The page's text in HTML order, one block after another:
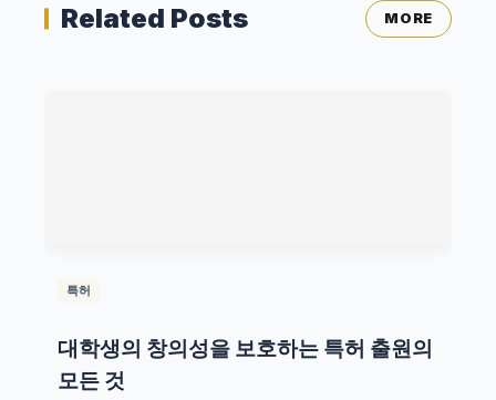
Related Posts MORE
특허
대학생의 창의성을 보호하는 특허 출원의
모든 것